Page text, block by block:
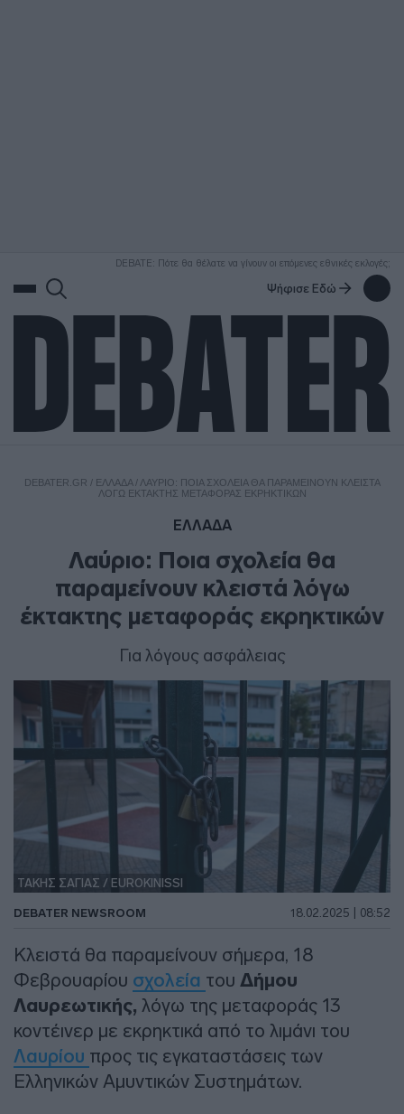
DEBATE: Πότε θα θέλατε να γίνουν οι επόμενες εθνικές εκλογές;
Ψήφισε Εδώ
DEBATER.GR / ΕΛΛΑΔΑ/ ΛΑΎΡΙΟ: ΠΟΙΑ ΣΧΟΛΕΊΑ ΘΑ ΠΑΡΑΜΕΊΝΟΥΝ ΚΛΕΙΣΤΆ
ΛΌΓΩ ΈΚΤΑΚΤΗΣ ΜΕΤΑΦΟΡΆΣ ΕΚΡΗΚΤΙΚΏΝ
ΕΛΛΑΔΑ
Λαύριο: Ποια σχολεία θα
παραμείνουν κλειστά λόγω
έκτακτης μεταφοράς εκρηκτικών
Για λόγους ασφάλειας
ΤΑΚΗΣ ΣΑΓΙΑΣ / EUROKINISSI
DEBATER NEWSROOM 18.02.2025 | 08:52
Κλειστά θα παραμείνουν σήμερα, 18
Φεβρουαρίου σχολεία του Δήμου
Λαυρεωτικής, λόγω της μεταφοράς 13
κοντέινερ με εκρηκτικά από το λιμάνι του
Λαυρίου προς τις εγκαταστάσεις των
Ελληνικών Αμυντικών Συστημάτων.